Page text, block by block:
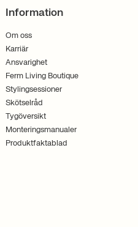
Information
Om oss
Karriär
Ansvarighet
Ferm Living Boutique
Stylingsessioner
Skötselråd
Tygöversikt
Monteringsmanualer
Produktfaktablad